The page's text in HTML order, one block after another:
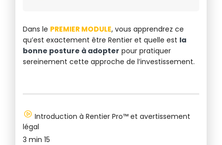
Dans le PREMIER MODULE, vous apprendrez ce
qu’est exactement être Rentier et quelle est la
bonne posture à adopter pour pratiquer
sereinement cette approche de l’investissement.
Introduction à Rentier Pro™ et avertissement
légal
3 min 15